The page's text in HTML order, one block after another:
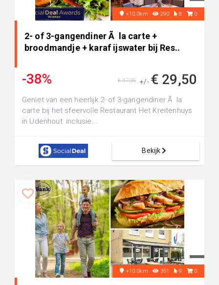
+10.0km 290 8 0
2- of 3-gangendiner Ã la carte +
broodmandje + karaf ijswater bij Res..
-38% +/- € 29,50
€ 47,35
Geniet van een heerlijk 2- of 3-gangendiner Ã la
carte bij het sfeervolle Restaurant Het Kreitenhuys
in Udenhout: inclusie...
Bekijk
+10.0km 351 9 0